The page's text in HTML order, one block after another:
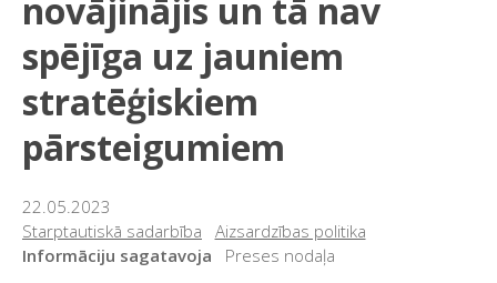
novājinājis un tā nav
spējīga uz jauniem
stratēģiskiem
pārsteigumiem
22.05.2023
Starptautiskā sadarbība
Aizsardzības politika
Informāciju sagatavoja
Preses nodaļa